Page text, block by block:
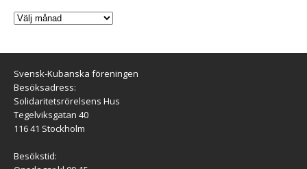
Svensk-Kubanska föreningen
Besöksadress:
Solidaritetsrörelsens Hus
Tegelviksgatan 40
116 41 Stockholm
Besökstid: